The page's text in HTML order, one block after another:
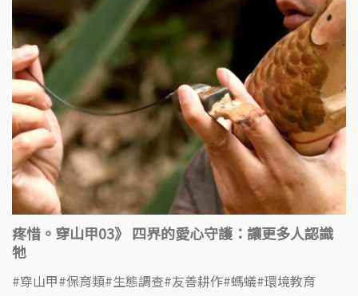
疼惜。穿山甲03》 四界的愛心守護：讓更多人認識
牠
穿山甲 保育類 生態調查 友善耕作 螞蟻 環境教育